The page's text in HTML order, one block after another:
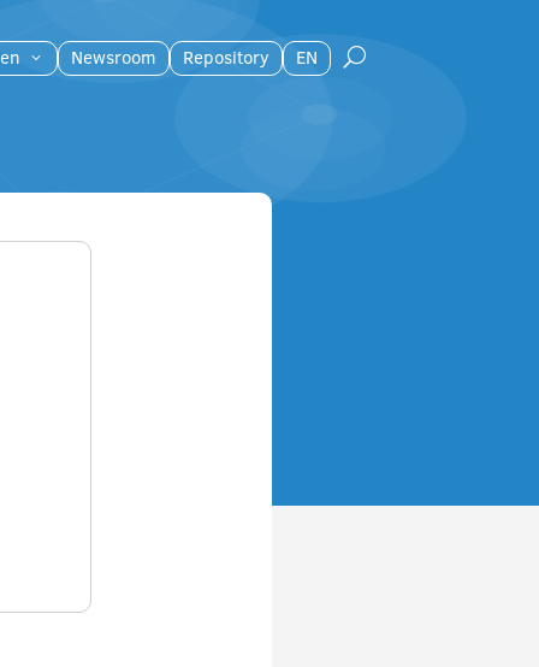
3 Newsroom Repository EN U